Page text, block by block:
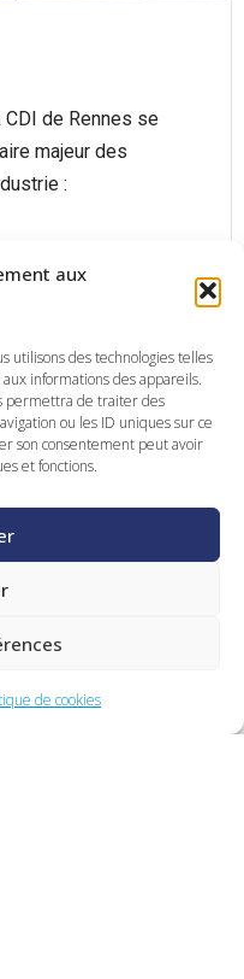
aux
utilisons des technologies telles
informations des appareils.
permettra de traiter des
ou les ID uniques sur ce
son consentement peut avoir
et fonctions.
de cookies
CDI de Rennes se
majeur des
:
chimie,
électricité et
métiers du
méthodes,
qualité,